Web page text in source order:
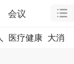
会议
医疗健康 大消费